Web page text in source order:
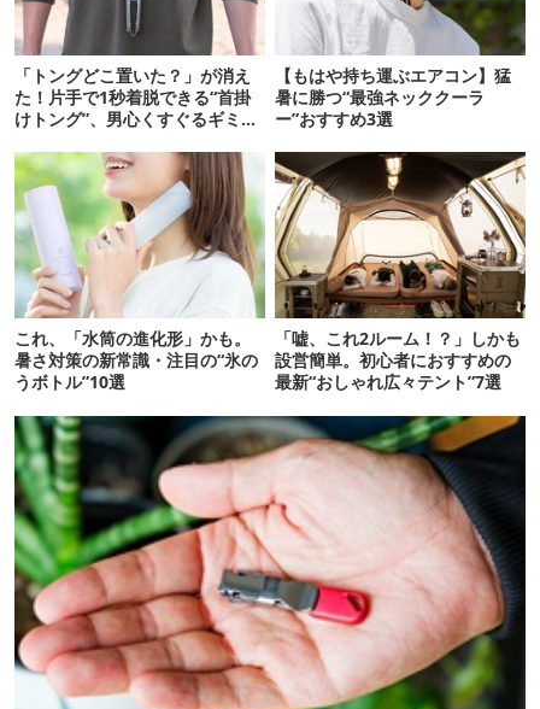
「トングどこ置いた？」が消え
た！片手で1秒着脱できる“首掛
けトング”、男心くすぐるギミッ
【もはや持ち運ぶエアコン】猛
暑に勝つ“最強ネッククーラ
ー”おすすめ3選
これ、「水筒の進化形」かも。
暑さ対策の新常識・注目の“氷の
うボトル”10選
「嘘、これ2ルーム！？」しかも
設営簡単。初心者におすすめの
最新“おしゃれ広々テント”7選